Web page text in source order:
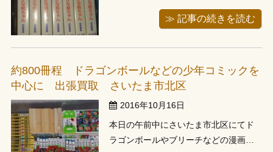
日のご予約は１件のみで、土曜か日曜
のお客様は２件目のお客様、さいたま
市にて漫画の買い取りが終了し事務所
に戻っているところにお電話頂きまし
た。...
≫ 記事の続きを読む
約800冊程 ドラゴンボールなどの少年コミックを
中心に 出張買取 さいたま市北区
2016年10月16日
本日の午前中にさいたま市北区にてド
ラゴンボールやブリーチなどの漫画を